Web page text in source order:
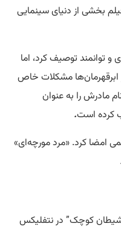
بخشی از دنیای سینمایی
توانمند توصیف کرد، اما
ابرقهرمان‌ها مشکلات خاص
مادرش را به عنوان
کرده است.
امضا کرد. «مرد مورچه‌ای»
“شیطان کوچک” در نتفلیکس